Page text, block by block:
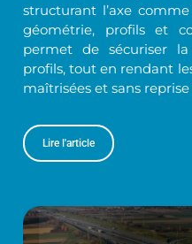
structurant l’axe
géométrie, profils et
permet de sécuriser
profils, tout en rendant
maîtrisées et sans
Lire l'article